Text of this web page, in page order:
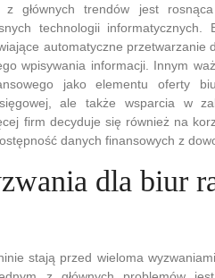
głównych trendów jest
technologii
automatyczne przetwarzanie
wpisywania informacji. Innym
jako elementu oferty
ale także wsparcia w
firm decyduje się również na
danych finansowych z
dla biur
stają przed wieloma